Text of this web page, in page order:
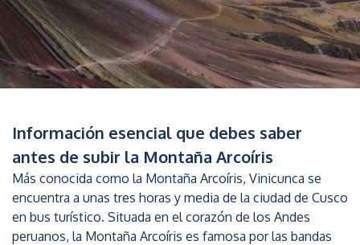
Información esencial que debes saber
antes de subir la Montaña Arcoíris
Más conocida como la Montaña Arcoíris, Vinicunca se
encuentra a unas tres horas y media de la ciudad de Cusco
en bus turístico. Situada en el corazón de los Andes
peruanos, la Montaña Arcoíris es famosa por las bandas